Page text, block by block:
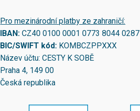
Pro mezinárodní platby ze zahraničí:
IBAN:CZ40 0100 0001 0773 8044 0287
BIC/SWIFT kód: KOMBCZPPXXX
Název účtu: CESTY K SOBĚ
Praha 4, 149 00
Česká republika